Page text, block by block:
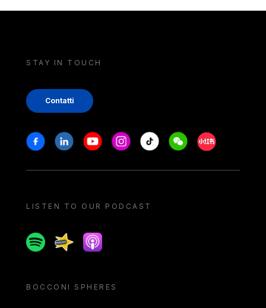
STAY IN TOUCH
Contatti
Stay in touch
FacebookLinkedinYoutubeInstagram
Tiktok WeechatXiaohongshu/
LISTEN TO OUR PODCAST
SpotifySpreakerApple podcast
BOCCONI SPHERES